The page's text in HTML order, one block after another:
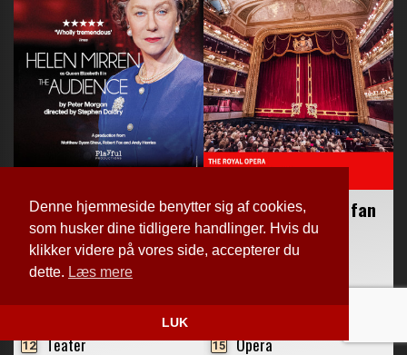
Denne hjemmeside benytter sig af cookies,
som husker dine tidligere handlinger. Hvis du
klikker videre på vores side, accepterer du
dette. Læs mere
LUK